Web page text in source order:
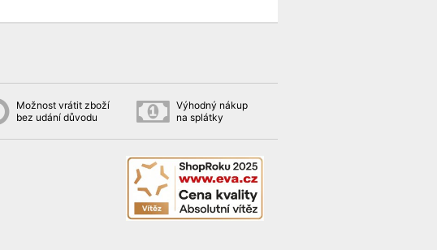
Možnost vrátit zboží
bez udání důvodu
Výhodný nákup
na splátky